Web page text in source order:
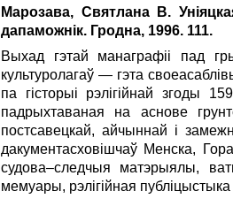
Марозава, Святлана В.
дапаможнік. Гродна, 1996. 111.
Выхад гэтай манаграфіі пад
культуролагаў — гэта
па гісторыі рэлігійнай згоды
падрыхтаваная на аснове
постсавецкай, айчыннай і
дакументасховішчаў Менска,
судова–следчыя матэрыялы,
мемуары, рэлігійная публіцыстыка